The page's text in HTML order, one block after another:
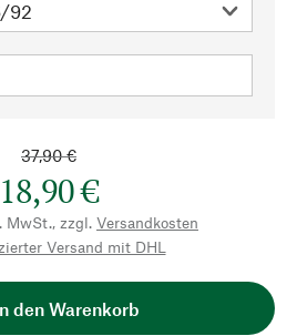
37,90 €
18,90 €
MwSt., zzgl. Versandkosten
Versand mit DHL
den Warenkorb